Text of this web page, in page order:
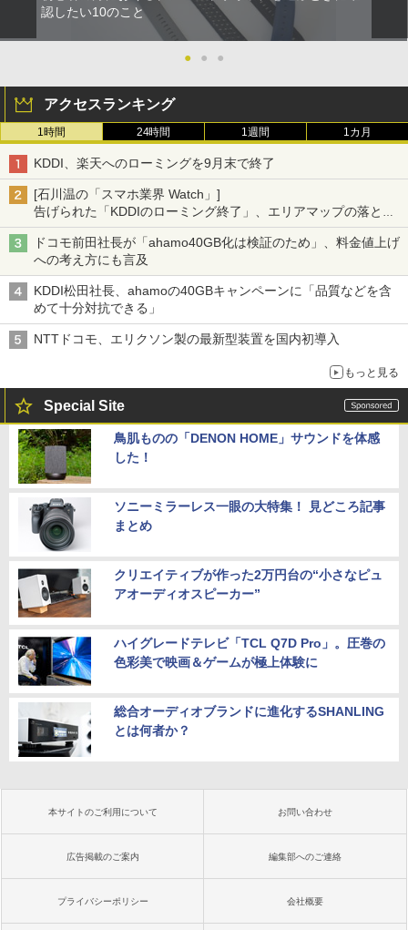
認したい10のこと
● ● ●
アクセスランキング
1時間 24時間 1週間 1カ月
KDDI、楽天へのローミングを9月末で終了
[石川温の「スマホ業界 Watch」]
告げられた「KDDIのローミング終了」、エリアマップの落とし
穴と楽天モバイルの課題
ドコモ前田社長が「ahamo40GB化は検証のため」、料金値上げ
への考え方にも言及
KDDI松田社長、ahamoの40GBキャンペーンに「品質などを含
めて十分対抗できる」
NTTドコモ、エリクソン製の最新型装置を国内初導入
もっと見る
Special Site
鳥肌ものの「DENON HOME」サウンドを体感
した！
ソニーミラーレス一眼の大特集！ 見どころ記事
まとめ
クリエイティブが作った2万円台の“小さなピュ
アオーディオスピーカー”
ハイグレードテレビ「TCL Q7D Pro」。圧巻の
色彩美で映画＆ゲームが極上体験に
総合オーディオブランドに進化するSHANLING
とは何者か？
本サイトのご利用について お問い合わせ
広告掲載のご案内 編集部へのご連絡
プライバシーポリシー 会社概要